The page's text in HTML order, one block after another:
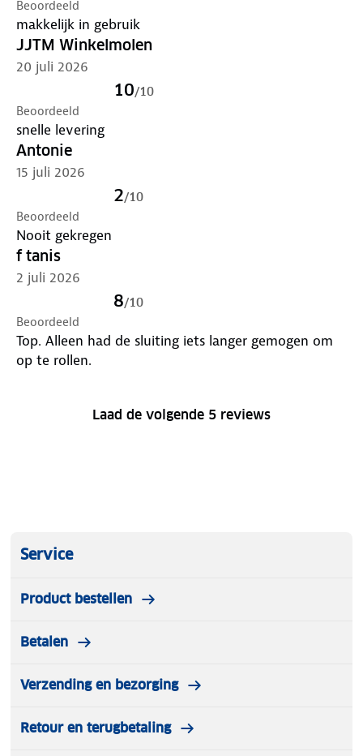
Beoordeeld
makkelijk in gebruik
JJTM Winkelmolen
20 juli 2026
10/10
Beoordeeld
snelle levering
Antonie
15 juli 2026
2/10
Beoordeeld
Nooit gekregen
f tanis
2 juli 2026
8/10
Beoordeeld
Top. Alleen had de sluiting iets langer gemogen om
op te rollen.
Laad de volgende 5 reviews
Service
Product bestellen
Betalen
Verzending en bezorging
Retour en terugbetaling